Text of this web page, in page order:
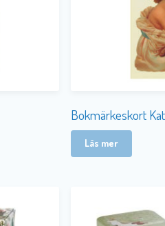
Bokmärkeskort
Läs mer